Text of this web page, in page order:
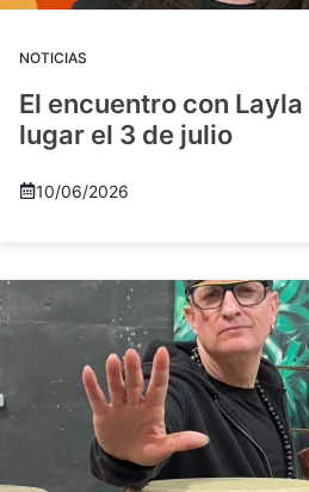
NOTICIAS
El encuentro con
lugar el 3 de julio
10/06/2026